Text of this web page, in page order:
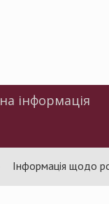
інформація
щодо роботи